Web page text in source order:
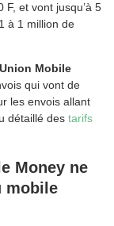
et vont jusqu’à 5
à 1 million de
Mobile
qui vont de
les envois allant
détaillé des tarifs
Money ne
mobile